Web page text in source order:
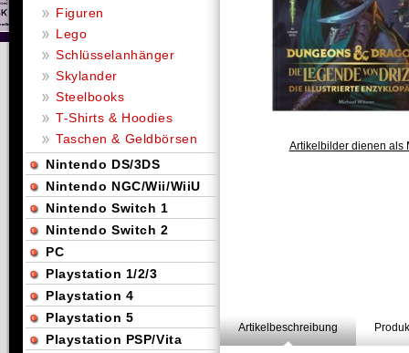
Artikelbilder dienen als
Artikelbeschreibung
Figuren
Lego
Schlüsselanhänger
Skylander
Steelbooks
T-Shirts & Hoodies
Taschen & Geldbörsen
Nintendo DS/3DS
Nintendo NGC/Wii/WiiU
Nintendo Switch 1
Nintendo Switch 2
PC
Playstation 1/2/3
Playstation 4
Playstation 5
Playstation PSP/Vita